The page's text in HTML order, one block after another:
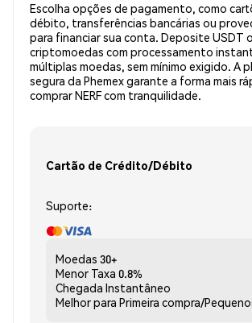
Escolha opções de pagamento, como
débito, transferências bancárias ou
para financiar sua conta. Deposite USDT
criptomoedas com processamento
múltiplas moedas, sem mínimo exigido. A
segura da Phemex garante a forma mais
comprar NERF com tranquilidade.
Cartão de Crédito/Débito
Suporte:
Moedas 30+
Menor Taxa 0.8%
Chegada Instantâneo
Melhor para Primeira compra/